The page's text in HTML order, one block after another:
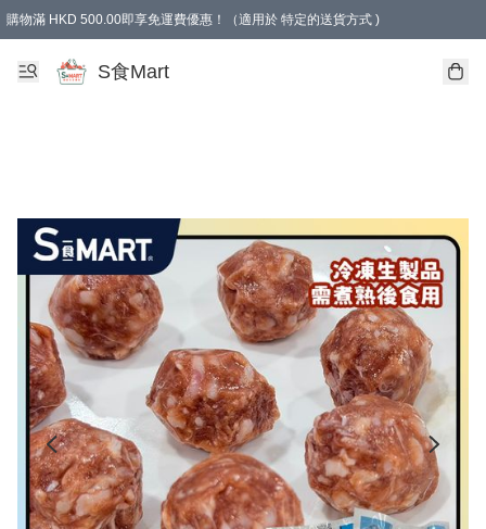
購物滿 HKD 500.00即享免運費優惠！（適用於 特定的送貨方式 )
S食Mart